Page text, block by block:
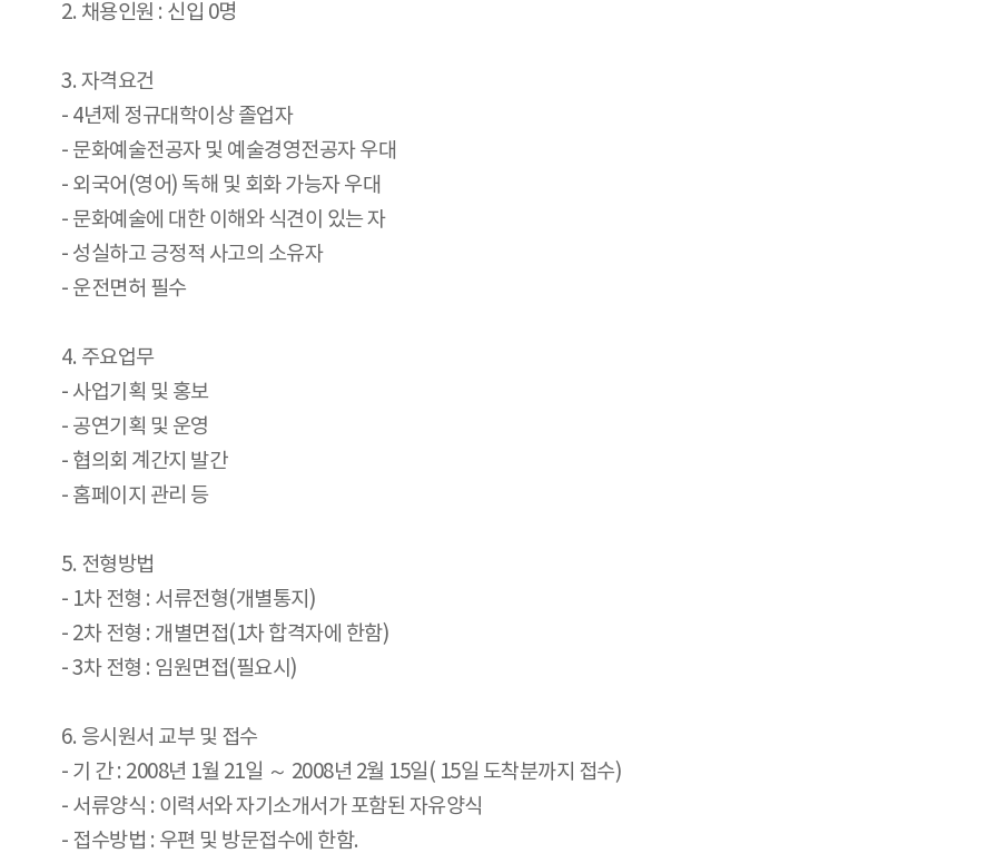
2. 채용인원 : 신입 0명
3. 자격요건
- 4년제 정규대학이상 졸업자
- 문화예술전공자 및 예술경영전공자 우대
- 외국어(영어) 독해 및 회화 가능자 우대
- 문화예술에 대한 이해와 식견이 있는 자
- 성실하고 긍정적 사고의 소유자
- 운전면허 필수
4. 주요업무
- 사업기획 및 홍보
- 공연기획 및 운영
- 협의회 계간지 발간
- 홈페이지 관리 등
5. 전형방법
- 1차 전형 : 서류전형(개별통지)
- 2차 전형 : 개별면접(1차 합격자에 한함)
- 3차 전형 : 임원면접(필요시)
6. 응시원서 교부 및 접수
- 기 간 : 2008년 1월 21일 ～ 2008년 2월 15일( 15일 도착분까지 접수)
- 서류양식 : 이력서와 자기소개서가 포함된 자유양식
- 접수방법 : 우편 및 방문접수에 한함.